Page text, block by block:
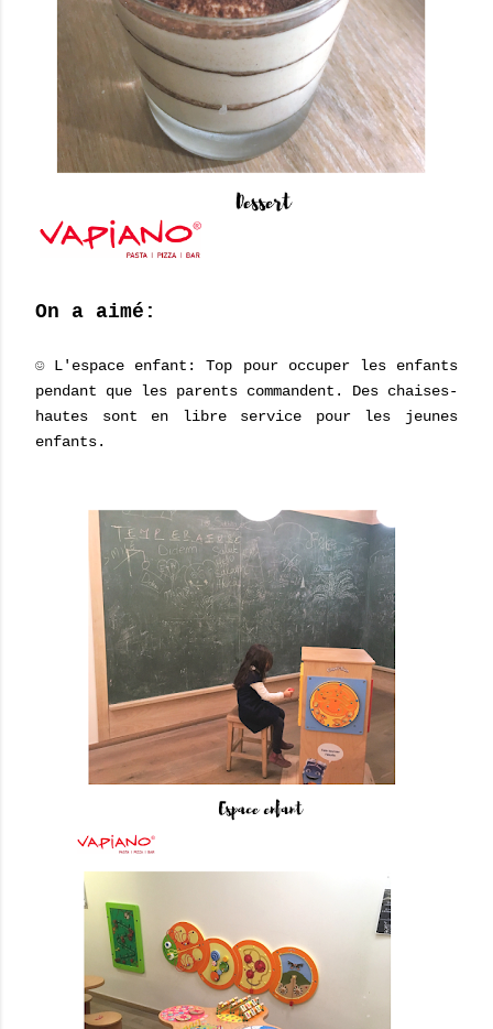
On a aimé:
☺ L'espace enfant: Top pour occuper les enfants
pendant que les parents commandent. Des chaises-
hautes sont en libre service pour les jeunes
enfants.